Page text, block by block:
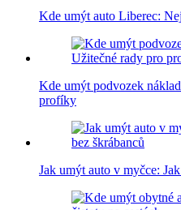
Kde umýt auto Liberec:
Kde umýt podvozek
profíky
Jak umýt auto v myčce: